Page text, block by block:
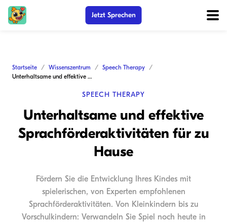
Jetzt Sprechen
Startseite Wissenszentrum
Speech Therapy
Unterhaltsame und effektive Sprachförderaktivitäten für zu Hause
SPEECH THERAPY
Unterhaltsame und effektive
Sprachförderaktivitäten für zu
Hause
Fördern Sie die Entwicklung Ihres Kindes mit
spielerischen, von Experten empfohlenen
Sprachförderaktivitäten. Von Kleinkindern bis zu
Vorschulkindern: Verwandeln Sie Spiel noch heute in